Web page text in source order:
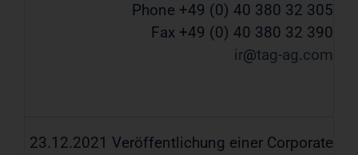
Phone +49 (0) 40 380 32 305
Fax +49 (0) 40 380 32 390
ir
tag-ag com
23.12.2021 Veröffentlichung einer Corporate